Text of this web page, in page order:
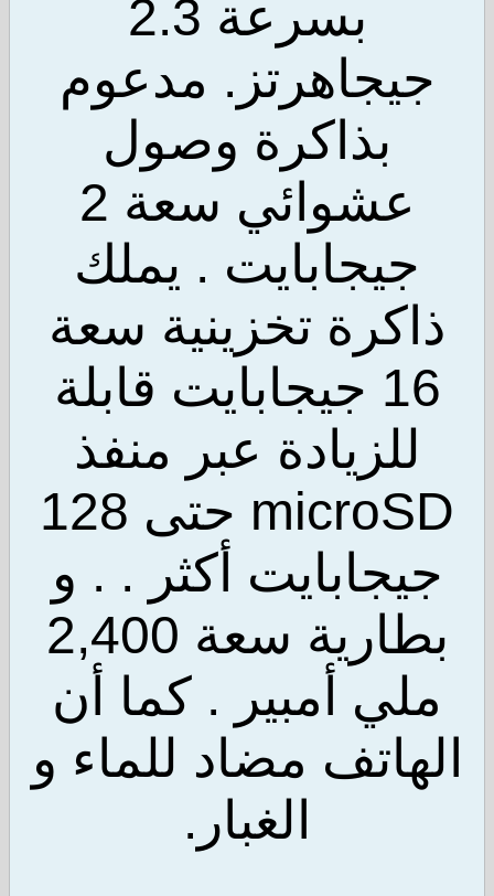
بسرعة 2.3
مدعوم
بذاكرة وصول
عشوائي سعة 2
. يملك
تخزينية سعة
16 جيجابايت قابلة
عبر منفذ
microSD حتى 128
أكثر . . و
بطارية سعة 2,400
أمبير . كما أن
مضاد للماء و
الغبار.